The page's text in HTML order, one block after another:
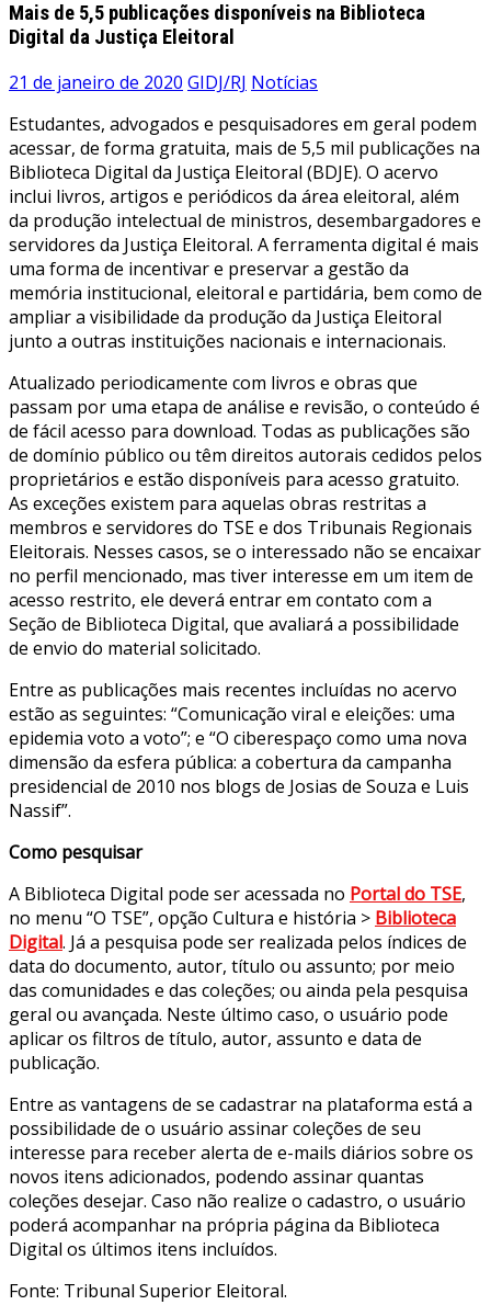
Mais de 5,5 publicações disponíveis na Biblioteca
Digital da Justiça Eleitoral
21 de janeiro de 2020 GIDJ/RJ Notícias
Estudantes, advogados e pesquisadores em geral podem
acessar, de forma gratuita, mais de 5,5 mil publicações na
Biblioteca Digital da Justiça Eleitoral (BDJE). O acervo
inclui livros, artigos e periódicos da área eleitoral, além
da produção intelectual de ministros, desembargadores e
servidores da Justiça Eleitoral. A ferramenta digital é mais
uma forma de incentivar e preservar a gestão da
memória institucional, eleitoral e partidária, bem como de
ampliar a visibilidade da produção da Justiça Eleitoral
junto a outras instituições nacionais e internacionais.
Atualizado periodicamente com livros e obras que
passam por uma etapa de análise e revisão, o conteúdo é
de fácil acesso para download. Todas as publicações são
de domínio público ou têm direitos autorais cedidos pelos
proprietários e estão disponíveis para acesso gratuito.
As exceções existem para aquelas obras restritas a
membros e servidores do TSE e dos Tribunais Regionais
Eleitorais. Nesses casos, se o interessado não se encaixar
no perfil mencionado, mas tiver interesse em um item de
acesso restrito, ele deverá entrar em contato com a
Seção de Biblioteca Digital, que avaliará a possibilidade
de envio do material solicitado.
Entre as publicações mais recentes incluídas no acervo
estão as seguintes: “Comunicação viral e eleições: uma
epidemia voto a voto”; e “O ciberespaço como uma nova
dimensão da esfera pública: a cobertura da campanha
presidencial de 2010 nos blogs de Josias de Souza e Luis
Nassif”.
Como pesquisar
A Biblioteca Digital pode ser acessada no Portal do TSE,
no menu “O TSE”, opção Cultura e história > Biblioteca
Digital. Já a pesquisa pode ser realizada pelos índices de
data do documento, autor, título ou assunto; por meio
das comunidades e das coleções; ou ainda pela pesquisa
geral ou avançada. Neste último caso, o usuário pode
aplicar os filtros de título, autor, assunto e data de
publicação.
Entre as vantagens de se cadastrar na plataforma está a
possibilidade de o usuário assinar coleções de seu
interesse para receber alerta de e-mails diários sobre os
novos itens adicionados, podendo assinar quantas
coleções desejar. Caso não realize o cadastro, o usuário
poderá acompanhar na própria página da Biblioteca
Digital os últimos itens incluídos.
Fonte: Tribunal Superior Eleitoral.